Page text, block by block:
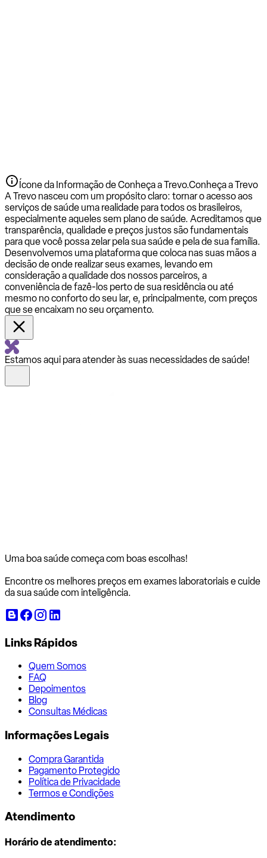
Ícone da Informação de Conheça a Trevo.Conheça a Trevo
A Trevo nasceu com um propósito claro: tornar o acesso aos
serviços de saúde uma realidade para todos os brasileiros,
especialmente aqueles sem plano de saúde. Acreditamos que
transparência, qualidade e preços justos são fundamentais
para que você possa zelar pela sua saúde e pela de sua família.
Desenvolvemos uma plataforma que coloca nas suas mãos a
decisão de onde realizar seus exames, levando em
consideração a qualidade dos nossos parceiros, a
conveniência de fazê-los perto de sua residência ou até
mesmo no conforto do seu lar, e, principalmente, com preços
que se encaixam no seu orçamento.
Estamos aqui para atender às suas necessidades de saúde!
Uma boa saúde começa com boas escolhas!
Encontre os melhores preços em exames laboratoriais e cuide
da sua saúde com inteligência.
Links Rápidos
Quem Somos
FAQ
Depoimentos
Blog
Consultas Médicas
Informações Legais
Compra Garantida
Pagamento Protegido
Política de Privacidade
Termos e Condições
Atendimento
Horário de atendimento: